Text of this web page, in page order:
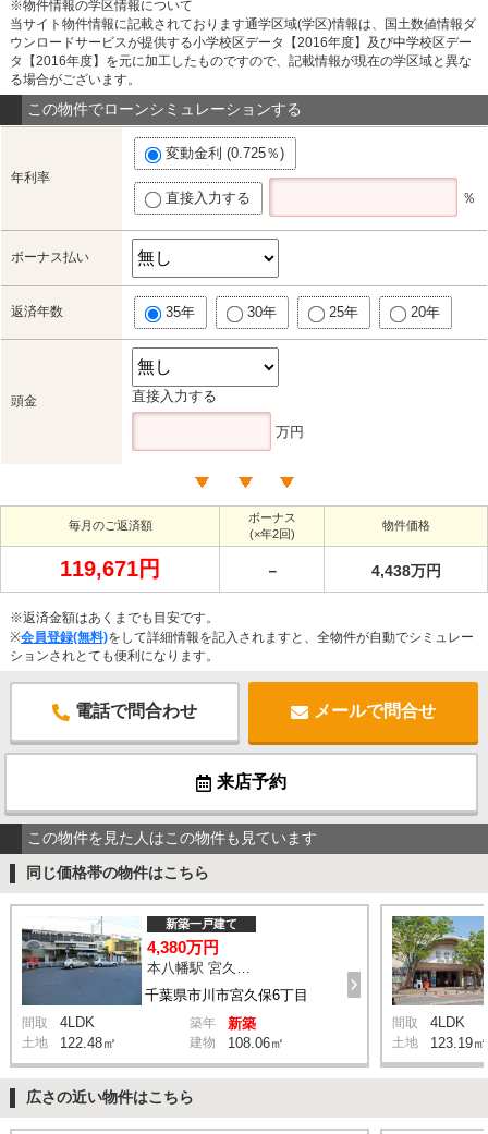
※物件情報の学区情報について
当サイト物件情報に記載されております通学区域(学区)情報は、国土数値情報ダ
ウンロードサービスが提供する小学校区データ【2016年度】及び中学校区デー
タ【2016年度】を元に加工したものですので、記載情報が現在の学区域と異な
る場合がございます。
この物件でローンシミュレーションする
年利率
変動金利 (0.725％)
直接入力する ％
ボーナス払い
返済年数 35年 30年 25年 20年
頭金 直接入力する
万円
毎月のご返済額
ボーナス
(×年2回)
物件価格
119,671円 － 4,438万円
※返済金額はあくまでも目安です。
※会員登録(無料)をして詳細情報を記入されますと、全物件が自動でシミュレー
ションされとても便利になります。
電話で問合わせ メールで問合せ
来店予約
この物件を見た人はこの物件も見ています
同じ価格帯の物件はこちら
千葉県市川市宮久保6丁目
新築一戸建て
4,380万円
間取 4LDK 築年 新築
土地 122.48㎡ 建物 108.06㎡
間取 4LDK
土地 123.19㎡
広さの近い物件はこちら